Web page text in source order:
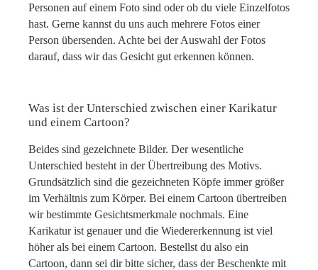
Personen auf einem Foto sind oder ob du viele Einzelfotos
hast. Gerne kannst du uns auch mehrere Fotos einer
Person übersenden. Achte bei der Auswahl der Fotos
darauf, dass wir das Gesicht gut erkennen können.
Was ist der Unterschied zwischen einer Karikatur
und einem Cartoon?
Beides sind gezeichnete Bilder. Der wesentliche
Unterschied besteht in der Übertreibung des Motivs.
Grundsätzlich sind die gezeichneten Köpfe immer größer
im Verhältnis zum Körper. Bei einem Cartoon übertreiben
wir bestimmte Gesichtsmerkmale nochmals. Eine
Karikatur ist genauer und die Wiedererkennung ist viel
höher als bei einem Cartoon. Bestellst du also ein
Cartoon, dann sei dir bitte sicher, dass der Beschenkte mit